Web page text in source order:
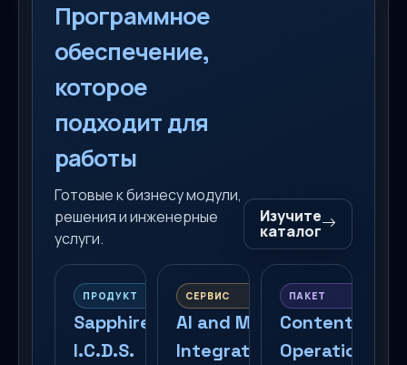
Программное
обеспечение,
которое
подходит для
работы
Готовые к бизнесу модули,
решения и инженерные
услуги.
Изучите
каталог
ПРОДУКТ
Sapphire
I.C.D.S.
СЕРВИС
AI and MCP
Integration
ПАКЕТ
Content
Operations